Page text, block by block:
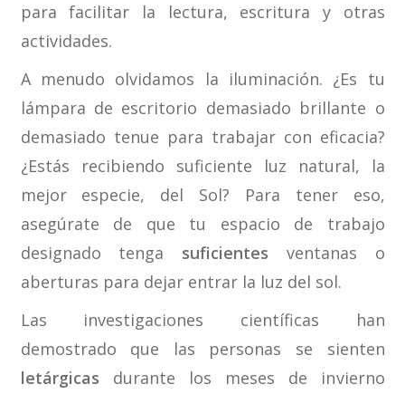
para facilitar la lectura, escritura y otras
actividades.
A menudo olvidamos la iluminación. ¿Es tu
lámpara de escritorio demasiado brillante o
demasiado tenue para trabajar con eficacia?
¿Estás recibiendo suficiente luz natural, la
mejor especie, del Sol? Para tener eso,
asegúrate de que tu espacio de trabajo
designado tenga suficientes ventanas o
aberturas para dejar entrar la luz del sol.
Las investigaciones científicas han
demostrado que las personas se sienten
letárgicas durante los meses de invierno